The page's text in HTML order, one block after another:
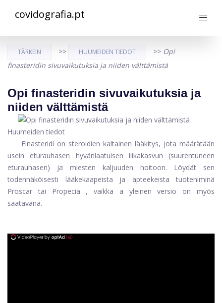
covidografia.pt
TÄRKEIN >> HUUMEIDEN TIEDOT >> Opi
finasteridin sivuvaikutuksia ja niiden välttämistä
Opi finasteridin sivuvaikutuksia ja
niiden välttämistä
Huumeiden tiedot
Finasteridi on steroidien kaltainen lääkitys, jota määrätään
usein eturauhasen hyvänlaatuisen liikakasvun (suurentuneen
eturauhasen) ja miesten kaljuuden hoitoon. Löydät sen
todennäköisesti lääkekaapeista ja apteekeista tuoteniminä
Proscar
tai Propecia , vaikka a yleinen versio
on myös
saatavana.